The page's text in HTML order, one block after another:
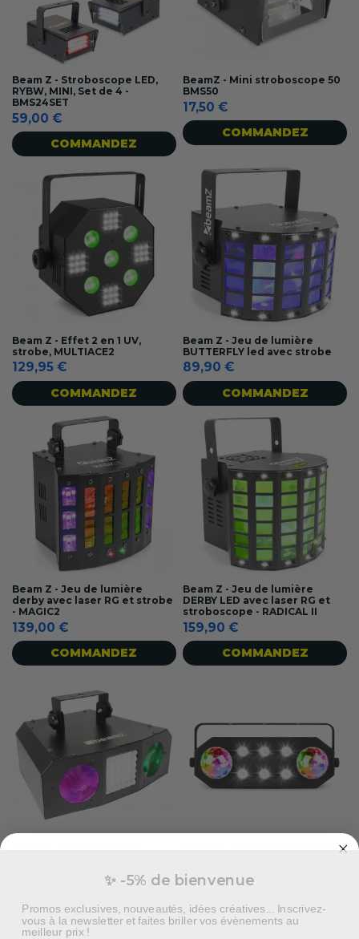
Beam Z - Stroboscope LED,
RYBW, MINI, Set de 4 -
BMS24SET
59,00 €
COMMANDEZ
BeamZ - Mini stroboscope 50
BMS50
17,50 €
COMMANDEZ
Beam Z - Effet 2 en 1 UV,
strobe, MULTIACE2
129,95 €
COMMANDEZ
Beam Z - Jeu de lumière
BUTTERFLY led avec strobe
89,90 €
COMMANDEZ
Beam Z - Jeu de lumière
derby avec laser RG et strobe
- MAGIC2
139,00 €
COMMANDEZ
Beam Z - Jeu de lumière
DERBY LED avec laser RG et
stroboscope - RADICAL II
159,90 €
COMMANDEZ
strobe - URANUS LED
COMMANDEZ
Beam Z - Jeu de lumière Effet
89,95 €
COMMANDEZ
✨ -5% de bienvenue
Promos exclusives, nouveautés, idées créatives... Inscrivez-
vous à la newsletter et faites briller vos évènements au
meilleur prix !